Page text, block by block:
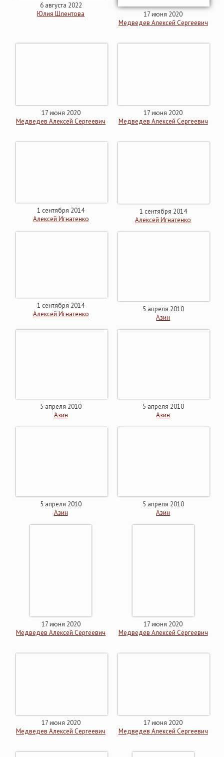
6 августа 2022
Юлия Шлентова
17 июня 2020
Медведев Алексей Сергеевич
17 июня 2020
Медведев Алексей Сергеевич
17 июня 2020
Медведев Алексей Сергеевич
1 сентября 2014
Алексей Игнатенко
1 сентября 2014
Алексей Игнатенко
1 сентября 2014
Алексей Игнатенко
5 апреля 2010
Азин
5 апреля 2010
Азин
5 апреля 2010
Азин
5 апреля 2010
Азин
5 апреля 2010
Азин
17 июня 2020
Медведев Алексей Сергеевич
17 июня 2020
Медведев Алексей Сергеевич
17 июня 2020
Медведев Алексей Сергеевич
17 июня 2020
Медведев Алексей Сергеевич